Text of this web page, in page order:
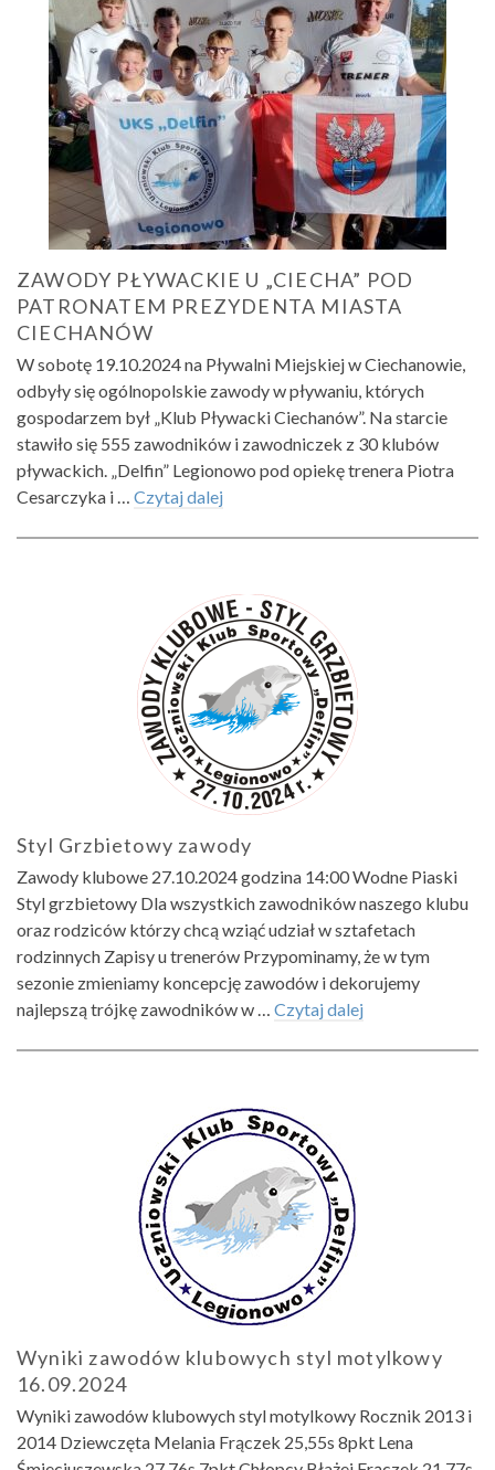
ZAWODY PŁYWACKIE U „CIECHA” POD
PATRONATEM PREZYDENTA MIASTA
CIECHANÓW
W sobotę 19.10.2024 na Pływalni Miejskiej w Ciechanowie,
odbyły się ogólnopolskie zawody w pływaniu, których
gospodarzem był „Klub Pływacki Ciechanów”. Na starcie
stawiło się 555 zawodników i zawodniczek z 30 klubów
pływackich. „Delfin” Legionowo pod opiekę trenera Piotra
Cesarczyka i … Czytaj dalej
Styl Grzbietowy zawody
Zawody klubowe 27.10.2024 godzina 14:00 Wodne Piaski
Styl grzbietowy Dla wszystkich zawodników naszego klubu
oraz rodziców którzy chcą wziąć udział w sztafetach
rodzinnych Zapisy u trenerów Przypominamy, że w tym
sezonie zmieniamy koncepcję zawodów i dekorujemy
najlepszą trójkę zawodników w … Czytaj dalej
Wyniki zawodów klubowych styl motylkowy
16.09.2024
Wyniki zawodów klubowych styl motylkowy Rocznik 2013 i
2014 Dziewczęta Melania Frączek 25,55s 8pkt Lena